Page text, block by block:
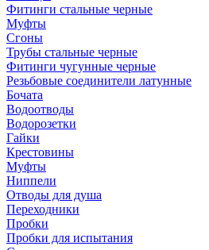
Фитинги стальные черные
Муфты
Сгоны
Трубы стальные черные
Фитинги чугунные черные
Резьбовые соединители латунные
Бочата
Водоотводы
Водорозетки
Гайки
Крестовины
Муфты
Ниппели
Отводы для душа
Переходники
Пробки
Пробки для испытания